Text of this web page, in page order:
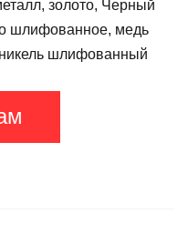
золото, Черный
шлифованное, медь
шлифованный